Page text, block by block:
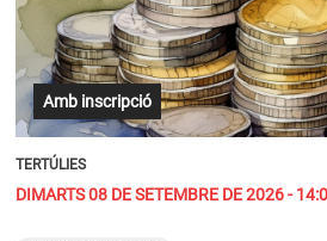
Amb inscripció
TERTÚLIES
DIMARTS 08 DE SETEMBRE DE 2026 -